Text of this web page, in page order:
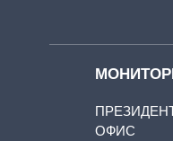
ОФИС